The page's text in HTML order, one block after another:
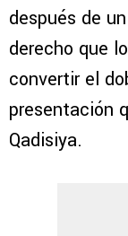
después de
derecho que
convertir el
presentación
Qadisiya.